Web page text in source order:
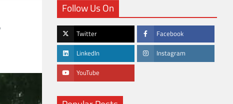
Follow Us On
Twitter Facebook
LinkedIn Instagram
YouTube